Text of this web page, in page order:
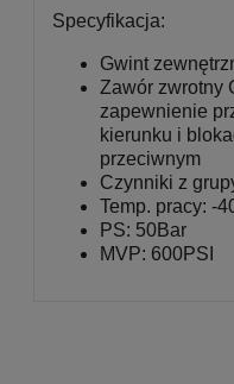
Specyfikacja:
Gwint
Zawór zwrotny
zapewnienie
kierunku i
przeciwnym
Czynniki z
Temp. pracy: -
PS: 50Bar
MVP: 600PSI